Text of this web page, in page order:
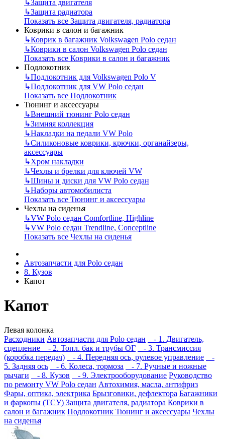
↳Защита двигателя
↳Защита радиатора
Показать все Защита двигателя, радиатора
Коврики в салон и багажник
↳Коврик в багажник Volkswagen Polo седан
↳Коврики в салон Volkswagen Polo седан
Показать все Коврики в салон и багажник
Подлокотник
↳Подлокотник для Volkswagen Polo V
↳Подлокотник для VW Polo седан
Показать все Подлокотник
Тюнинг и аксессуары
↳Внешний тюнинг Polo седан
↳Зимняя коллекция
↳Накладки на педали VW Polo
↳Силиконовые коврики, крючки, органайзеры,
аксессуары
↳Хром накладки
↳Чехлы и брелки для ключей VW
↳Шины и диски для VW Polo седан
↳Наборы автомобилиста
Показать все Тюнинг и аксессуары
Чехлы на сиденья
↳VW Polo седан Comfortline, Highline
↳VW Polo седан Trendline, Conceptline
Показать все Чехлы на сиденья
Автозапчасти для Polo седан
8. Кузов
Капот
Капот
Левая колонка
Расходники Автозапчасти для Polo седан
- 1. Двигатель,
сцепление
- 2. Топл. бак и трубы ОГ
- 3. Трансмиссия
(коробка передач)
- 4. Передняя ось, рулевое управление
-
5. Задняя ось
- 6. Колеса, тормоза
- 7. Ручные и ножные
рычаги
- 8. Кузов - 9. Электрооборудование Руководство
по ремонту VW Polo седан Автохимия, масла, антифриз
Фары, оптика, электрика Брызговики, дефлектора Багажники
и фаркопы (ТСУ) Защита двигателя, радиатора Коврики в
салон и багажник Подлокотник Тюнинг и аксессуары Чехлы
на сиденья